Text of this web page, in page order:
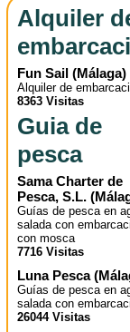
Alquiler
Fun Sail (Málaga)
Alquiler de
8363 Visitas
Guia de
pesca
Sama Charter de
Pesca, S.L. (
Guías de pesca en
salada con
con mosca
7716 Visitas
Luna Pesca(
Guías de pesca en
salada con
26044 Visitas